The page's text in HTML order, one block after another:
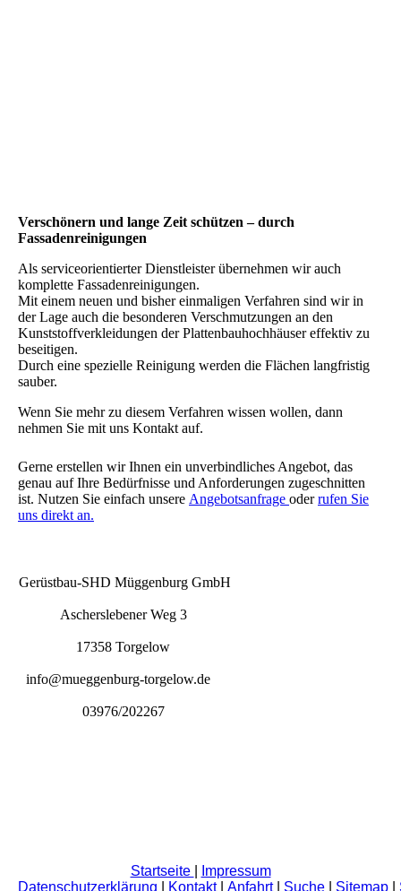
Verschönern und lange Zeit schützen – durch
Fassadenreinigungen
Als serviceorientierter Dienstleister übernehmen wir auch
komplette Fassadenreinigungen.
Mit einem neuen und bisher einmaligen Verfahren sind wir in
der Lage auch die besonderen Verschmutzungen an den
Kunststoffverkleidungen der Plattenbauhochhäuser effektiv zu
beseitigen.
Durch eine spezielle Reinigung werden die Flächen langfristig
sauber.
Wenn Sie mehr zu diesem Verfahren wissen wollen, dann
nehmen Sie mit uns Kontakt auf.
Gerne erstellen wir Ihnen ein unverbindliches Angebot, das
genau auf Ihre Bedürfnisse und Anforderungen zugeschnitten
ist. Nutzen Sie einfach unsere Angebotsanfrage oderrufen Sie
uns direkt an.
Gerüstbau-SHD Müggenburg GmbH
Ascherslebener Weg 3
17358 Torgelow
info@mueggenburg-torgelow.de
03976/202267
Startseite
Impressum
Datenschutzerklärung
Kontakt Anfahrt Suche Sitemap